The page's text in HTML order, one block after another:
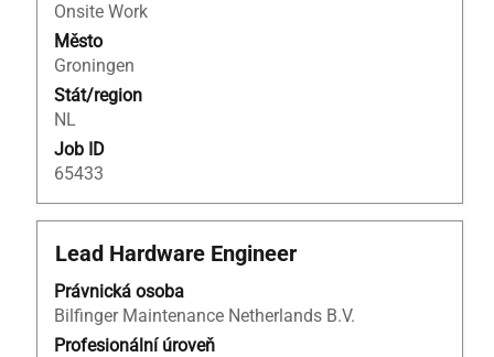
Onsite Work
Město
Groningen
Stát/region
NL
Job ID
65433
Titul
Lead Hardware Engineer
Právnická osoba
Bilfinger Maintenance Netherlands B.V.
Profesionální úroveň
Vyberte
zobrazení
veškerých
informací